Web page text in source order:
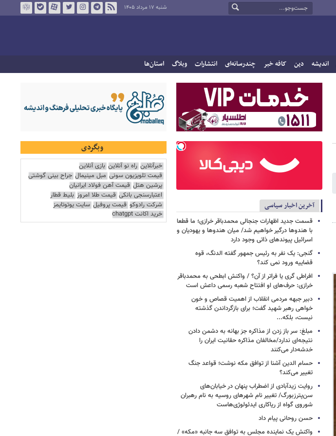
شنبه ۱۷ مرداد ۱۴۰۵
اندیشه دین کافه خبر چندرسانه‌ای انتشارات وبلاگ استان‌ها
آخرین اخبار سیاسی
قسمت جدید اظهارات جنجالی محمدباقر خرازی؛ ما قطعا
با هندوها درگیر خواهیم شد/ میان هندوها و یهودیان و
اسرائیل پیوندهای ذاتی وجود دارد
گنجی: یک نفر به رئیس جمهور گفته الدنگ، قوه
قضاییه ورود نمی کند؟
افراطی گری یا فراتر از آن؟ / واکنش ابطحی به محمدباقر
خرازی: حرف‌های او افتتاح شعبه رسمی داعش است
دبیر جبهه مردمی انقلاب از اهمیت قصاص و خون
خواهی رهبر شهید گفت؛ برای بازگرداندن گذشته
نیست، بلکه...
مبلغ: سر باز زدن از مذاکره‌ جز بهانه به دشمن دادن
نتیجه‌ای ندارد/مخالفان مذاکره حقانیت ایران را
خدشه‌دار می‌کنند
حسام الدین آشنا از توافق مکه نوشت؛ قواعد جنگ
تغییر می‌کند؟
روایت زیدآبادی از اضطراب پنهان در خیابان‌های
سن‌پترزبورگ/ تغییر نام شهرهای روسیه به نام رهبران
شوروی گواه از ریاکاری ایدئولوژی‌هاست
حسن روحانی پیام داد
واکنش یک نماینده مجلس به توافق سه جانبه «مکه» /
وبگردی
خبرآنلاین راه نو آنلاین بازی آنلاین
قیمت تلویزیون سونی مبل مینیمال جراح بینی گوشتی
پرشین هتل قیمت آهن فولاد ایرانیان
اعتبارسنجی بانکی قیمت طلا امروز بلیط قطار
شرکت رادوکو قیمت پروفیل سایت یوتوتایمز
خرید اکانت chatgpt